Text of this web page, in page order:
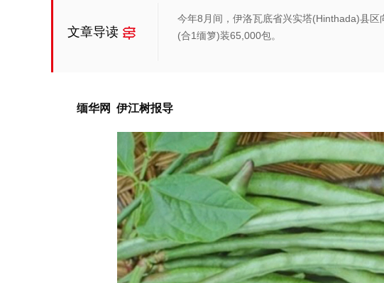
文章导读
今年8月间，伊洛瓦底省兴实塔(Hinthada)县
(合1缅箩)装65,000包。
缅华网 伊江树报导